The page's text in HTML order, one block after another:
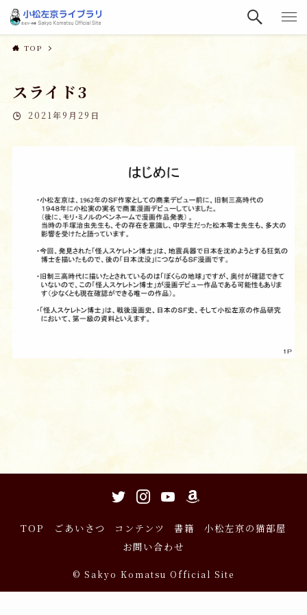
TOP
スライド3
2021年9月29日
TOP ごあいさつ コンテンツ 書籍
小松左京の猫部屋
お問い合わせ
© Sakyo Komatsu Official Site